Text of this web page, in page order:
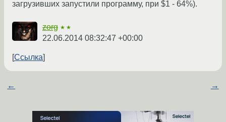
загрузивших запустили программу, при $1 - 64%).
zorg ★★
22.06.2014 08:32:47 +00:00
Ссылка
← →